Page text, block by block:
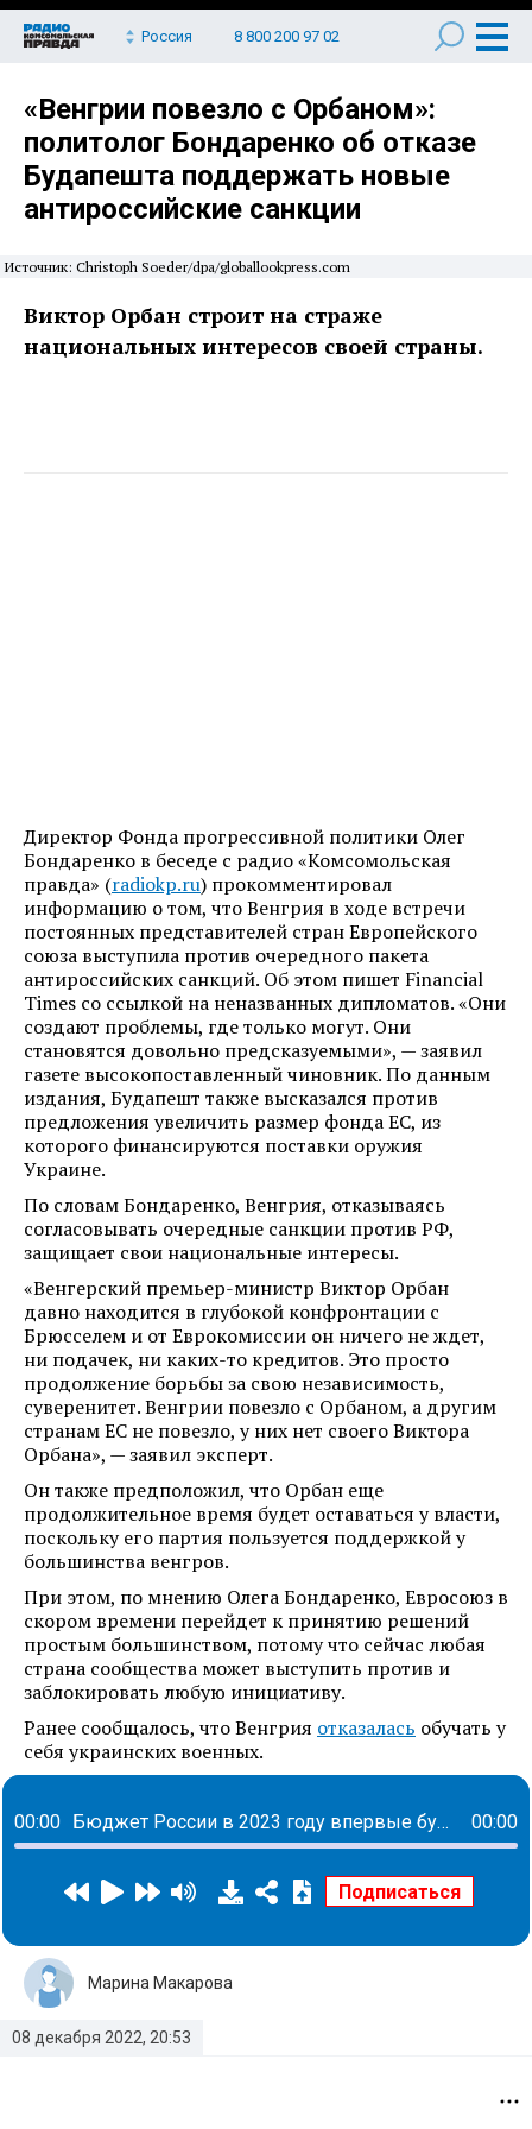
Россия 8 800 200 97 02
«Венгрии повезло с Орбаном»:
политолог Бондаренко об отказе
Будапешта поддержать новые
антироссийские санкции
Источник: Christoph Soeder/dpa/globallookpress.com
Виктор Орбан строит на страже
национальных интересов своей страны.
Директор Фонда прогрессивной политики Олег
Бондаренко в беседе с радио «Комсомольская
правда» (radiokp.ru) прокомментировал
информацию о том, что Венгрия в ходе встречи
постоянных представителей стран Европейского
союза выступила против очередного пакета
антироссийских санкций. Об этом пишет Financial
Times со ссылкой на неназванных дипломатов. «Они
создают проблемы, где только могут. Они
становятся довольно предсказуемыми», — заявил
газете высокопоставленный чиновник. По данным
издания, Будапешт также высказался против
предложения увеличить размер фонда ЕС, из
которого финансируются поставки оружия
Украине.
По словам Бондаренко, Венгрия, отказываясь
согласовывать очередные санкции против РФ,
защищает свои национальные интересы.
«Венгерский премьер-министр Виктор Орбан
давно находится в глубокой конфронтации с
Брюсселем и от Еврокомиссии он ничего не ждет,
ни подачек, ни каких-то кредитов. Это просто
продолжение борьбы за свою независимость,
суверенитет. Венгрии повезло с Орбаном, а другим
странам ЕС не повезло, у них нет своего Виктора
Орбана», — заявил эксперт.
Он также предположил, что Орбан еще
продолжительное время будет оставаться у власти,
поскольку его партия пользуется поддержкой у
большинства венгров.
При этом, по мнению Олега Бондаренко, Евросоюз в
скором времени перейдет к принятию решений
простым большинством, потому что сейчас любая
страна сообщества может выступить против и
заблокировать любую инициативу.
Ранее сообщалось, что Венгрия отказалась обучать у
себя украинских военных.
00:00 Бюджет России в 2023 году впервые будет дефицитным: что будет с пенсионерами и семьями с детьми 00:00
08 декабря 2022, 20:53
Марина Макарова